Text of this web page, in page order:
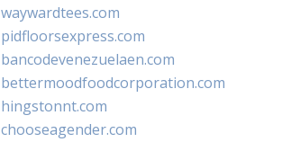
waywardtees.com
pidfloorsexpress.com
bancodevenezuelaen.com
bettermoodfoodcorporation.com
hingstonnt.com
chooseagender.com